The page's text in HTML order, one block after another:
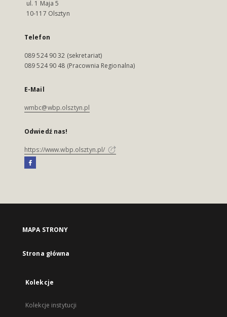
ul. 1 Maja 5
10-117 Olsztyn
Telefon
089 524 90 32 (sekretariat)
089 524 90 48 (Pracownia Regionalna)
E-Mail
wmbc@wbp.olsztyn.pl
Odwiedź nas!
https://www.wbp.olsztyn.pl/
MAPA STRONY
Strona główna
Kolekcje
Kolekcje instytucji